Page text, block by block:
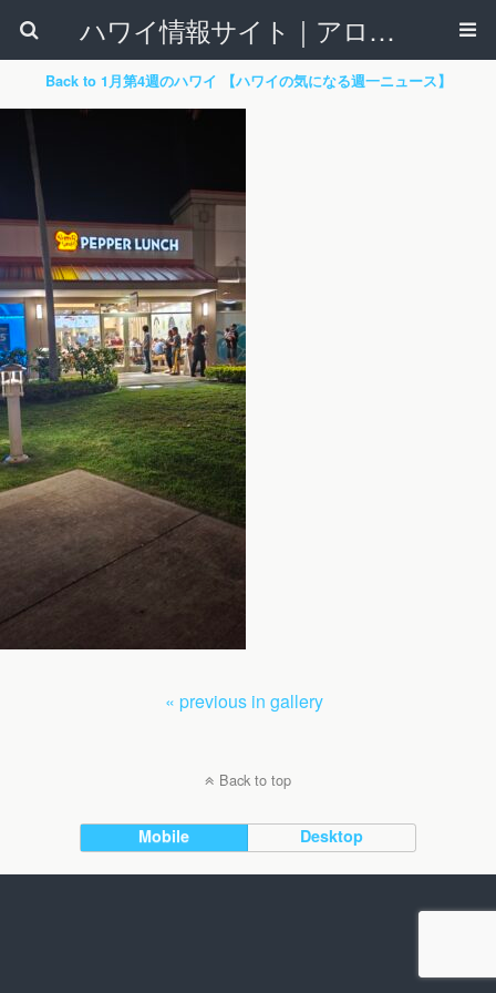
ハワイ情報サイト｜アロハタウンネット
Back to 1月第4週のハワイ 【ハワイの気になる週一ニュース】
« previous in gallery
Back to top
Mobile Desktop